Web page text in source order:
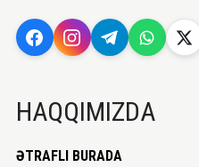
HAQQIMIZDA
ƏTRAFLI BURADA